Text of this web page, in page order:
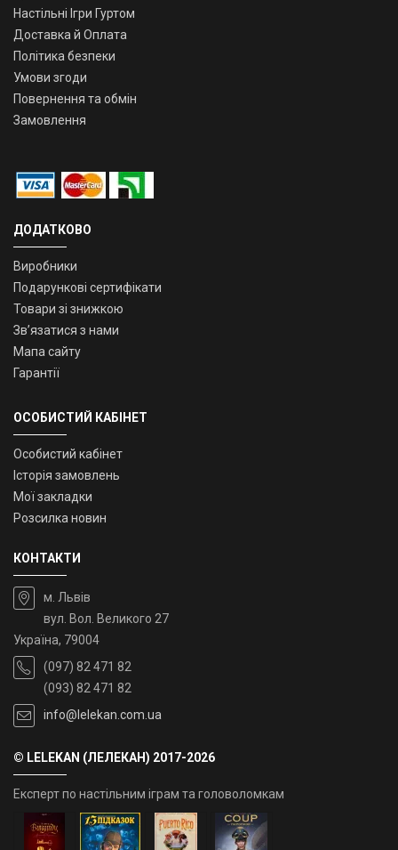
Настільні Ігри Гуртом
Доставка й Оплата
Політика безпеки
Умови згоди
Повернення та обмін
Замовлення
ДОДАТКОВО
Виробники
Подарункові сертифікати
Товари зі знижкою
Зв’язатися з нами
Мапа сайту
Гарантії
ОСОБИСТИЙ КАБІНЕТ
Особистий кабінет
Історія замовлень
Мої закладки
Розсилка новин
КОНТАКТИ
м. Львів
вул. Вол. Великого 27
Україна, 79004
(097) 82 471 82
(093) 82 471 82
info@lelekan.com.ua
© LELEKAN (ЛЕЛЕКАН) 2017-2026
Експерт по настільним іграм та головоломкам